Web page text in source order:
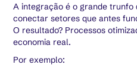
A integração é o grande trunfo
conectar setores que antes
O resultado? Processos
economia real.
Por exemplo: